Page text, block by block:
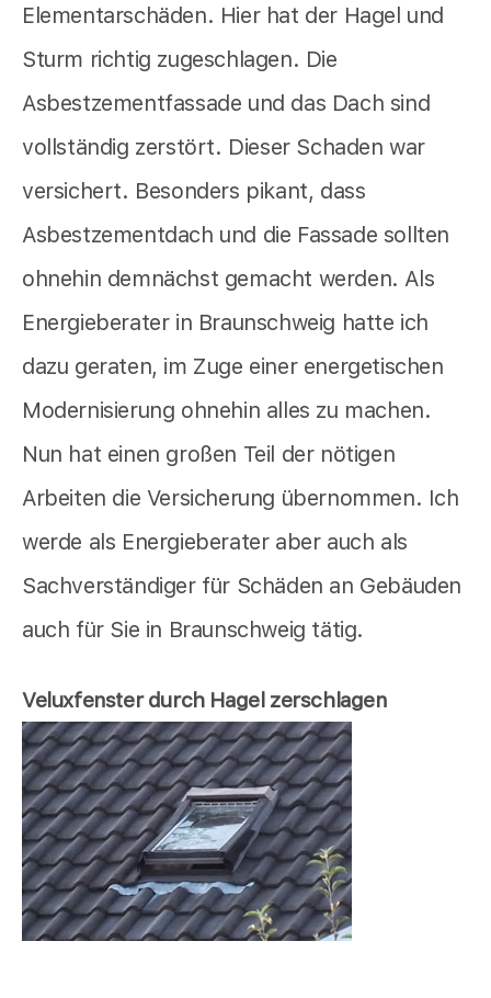
Elementarschäden. Hier hat der Hagel und
Sturm richtig zugeschlagen. Die
Asbestzementfassade und das Dach sind
vollständig zerstört. Dieser Schaden war
versichert. Besonders pikant, dass
Asbestzementdach und die Fassade sollten
ohnehin demnächst gemacht werden. Als
Energieberater in Braunschweig hatte ich
dazu geraten, im Zuge einer energetischen
Modernisierung ohnehin alles zu machen.
Nun hat einen großen Teil der nötigen
Arbeiten die Versicherung übernommen. Ich
werde als Energieberater aber auch als
Sachverständiger für Schäden an Gebäuden
auch für Sie in Braunschweig tätig.
Veluxfenster durch Hagel zerschlagen